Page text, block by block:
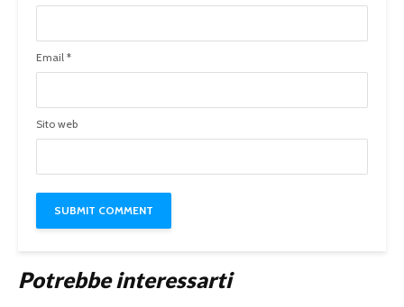
Email *
Sito web
Potrebbe interessarti